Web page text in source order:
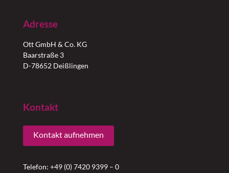
Adresse
Ott GmbH & Co. KG
Baarstraße 3
D-78652 Deißlingen
Kontakt
Kontakt aufnehmen
Telefon: +49 (0) 7420 9399 – 0